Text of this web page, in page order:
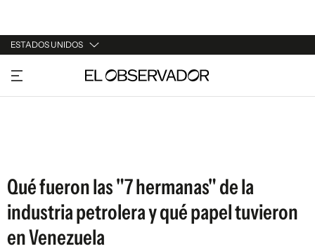
ESTADOS UNIDOS
URUGUAY
ARGENTINA
Qué fueron las "7 hermanas" de la
industria petrolera y qué papel tuvieron
en Venezuela